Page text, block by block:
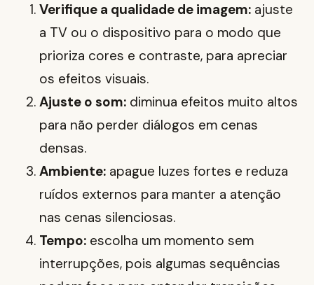
Verifique a qualidade de imagem: ajuste
a TV ou o dispositivo para o modo que
prioriza cores e contraste, para apreciar
os efeitos visuais.
Ajuste o som: diminua efeitos muito altos
para não perder diálogos em cenas
densas.
Ambiente: apague luzes fortes e reduza
ruídos externos para manter a atenção
nas cenas silenciosas.
Tempo: escolha um momento sem
interrupções, pois algumas sequências